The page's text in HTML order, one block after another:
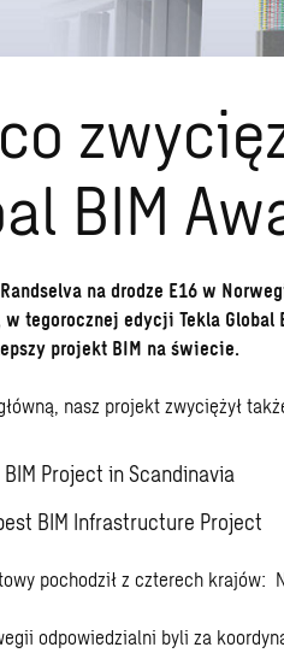
BIM
na drodze E16 w
w tegorocznej edycji Tekla Global
projekt BIM na świecie.
nasz projekt zwyciężył
Project in Scandinavia
BIM Infrastructure Project
pochodził z czterech krajów:
odpowiedzialni byli za